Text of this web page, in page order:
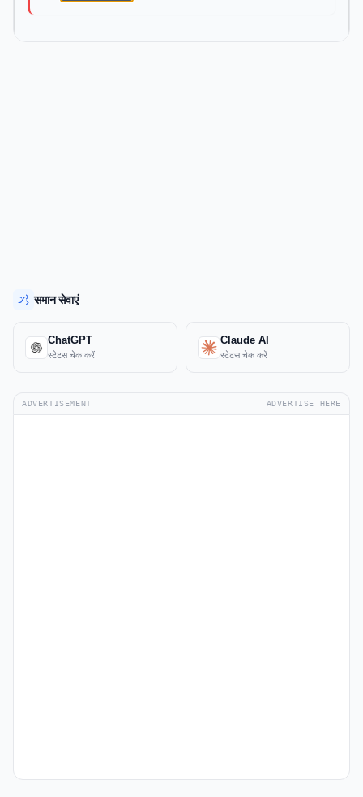
समान सेवाएं
ChatGPT
स्टेटस चेक करें
Claude AI
स्टेटस चेक करें
ADVERTISEMENT ADVERTISE HERE